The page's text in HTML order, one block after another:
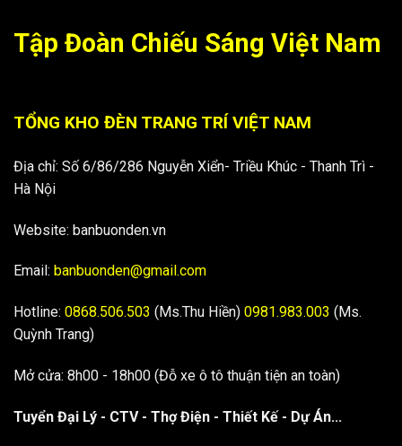
Tập Đoàn Chiếu Sáng Việt Nam
TỔNG KHO ĐÈN TRANG TRÍ VIỆT NAM
Địa chỉ: Số 6/86/286 Nguyễn Xiển- Triều Khúc - Thanh Trì -
Hà Nội
Website: banbuonden.vn
Email: banbuonden@gmail.com
Hotline: 0868.506.503 (Ms.Thu Hiền) 0981.983.003 (Ms.
Quỳnh Trang)
Mở cửa: 8h00 - 18h00 (Đỗ xe ô tô thuận tiện an toàn)
Tuyển Đại Lý - CTV - Thợ Điện - Thiết Kế - Dự Án...